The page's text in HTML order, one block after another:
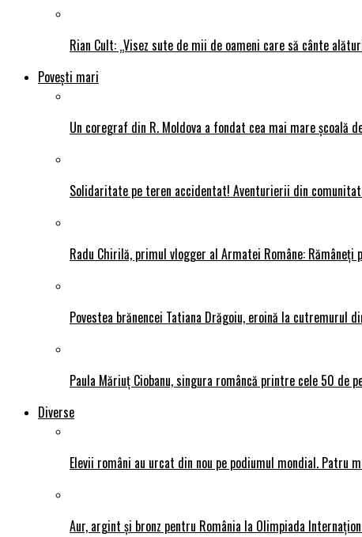
Rian Cult: „Visez sute de mii de oameni care să cânte
Povești mari
Un coregraf din R. Moldova a fondat cea mai mare școală
Solidaritate pe teren accidentat! Aventurierii din
Radu Chirilă, primul vlogger al Armatei Române:
Povestea brănencei Tatiana Drăgoiu, eroină la cutremurul
Paula Măriuț Ciobanu, singura româncă printre cele 50
Diverse
Elevii români au urcat din nou pe podiumul mondial. Patru
Aur, argint și bronz pentru România la Olimpiada